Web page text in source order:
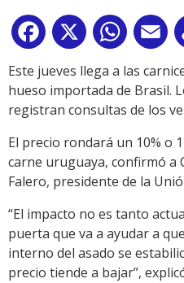
Facebook
X
Este jueves llega a las
hueso importada de Brasil.
registran consultas de los
El precio rondará un 10% o
carne uruguaya, confirmó a
Falero, presidente de la
“El impacto no es tanto
puerta que va a ayudar a
interno del asado se
precio tiende a bajar”,